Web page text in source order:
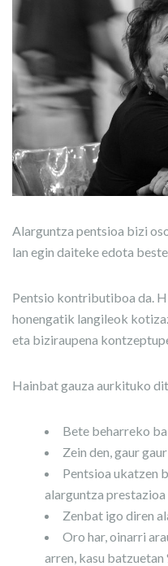
Alarguntza pentsioa bizi
lan egin daiteke edota
Pentsio kontributiboa da.
honengatik langileok
eta biziraupena
Hainbat gauza aurkituko
Bete beharreko
Zein den, gaur
Pentsioa ukatzen
alarguntza prestazioa
Zenbat igo diren
Oro har, oinarri
arren, kasu